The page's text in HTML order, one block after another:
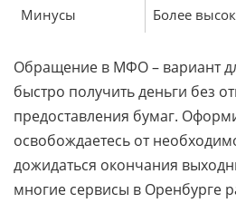
Минусы
Более
Обращение в МФО – вариант
быстро получить деньги без
предоставления бумаг.
освобождаетесь от
дожидаться окончания
многие сервисы в Оренбурге